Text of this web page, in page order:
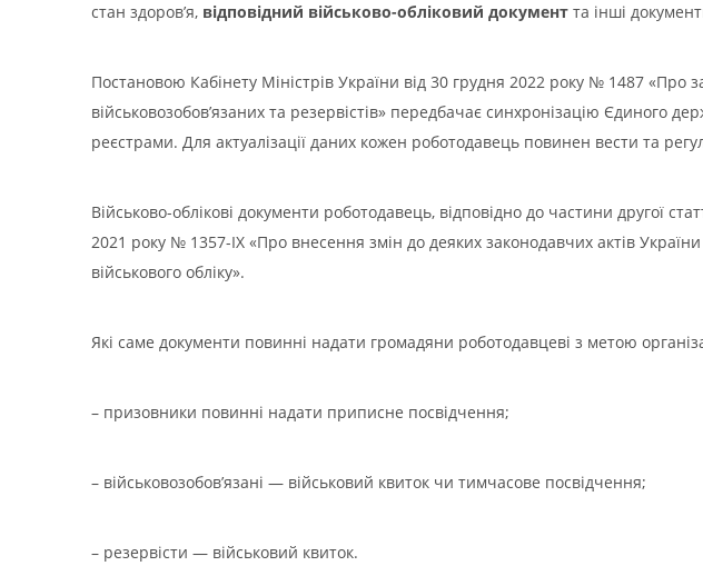
стан здоров’я, відповідний військово-обліковий документ та інші
Постановою Кабінету Міністрів України від 30 грудня 2022 року № 1487 «Про
військовозобов’язаних та резервістів» передбачає синхронізацію Єдиного
реєстрами. Для актуалізації даних кожен роботодавець повинен вести та
Військово-облікові документи роботодавець, відповідно до частини другої
2021 року № 1357-IX «Про внесення змін до деяких законодавчих актів
військового обліку».
Які саме документи повинні надати громадяни роботодавцеві з метою
– призовники повинні надати приписне посвідчення;
– військовозобов’язані — військовий квиток чи тимчасове посвідчення;
– резервісти — військовий квиток.